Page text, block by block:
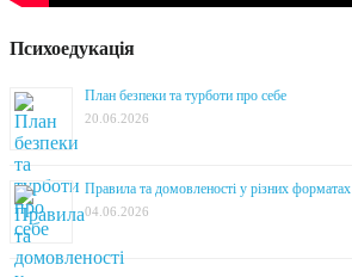
Психоедукація
План безпеки та турботи про себе
20.06.2026
Правила та домовленості у різних
04.06.2026